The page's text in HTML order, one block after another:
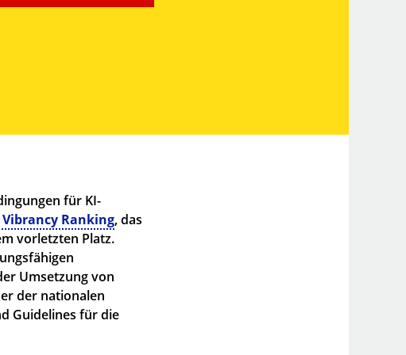
für KI-
Vibrancy Ranking, das
vorletzten Platz.
Umsetzung von
der nationalen
Guidelines für die